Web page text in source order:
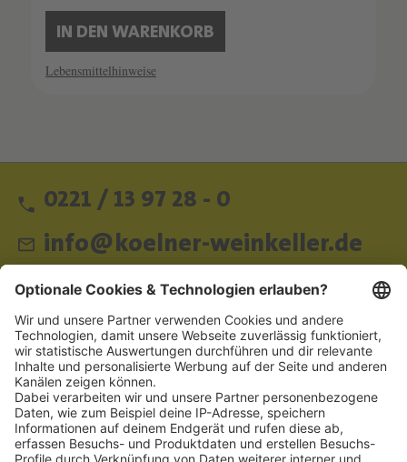
IN DEN WARENKORB
Lebensmittelhinweise
0221 / 13 97 28 - 0
info@koelner-weinkeller.de
Schnellzugriff
ZAHLUNGSMETHODEN
SOCIAL